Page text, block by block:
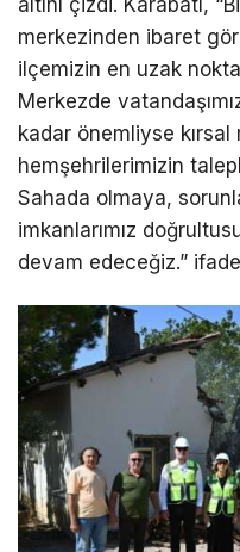
merkezinden ibaret
ilçemizin en uzak
Merkezde
kadar önemliyse
hemşehrilerimizin
Sahada olmaya,
imkanlarımız
devam edeceğiz.”